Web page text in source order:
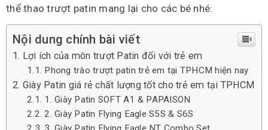
thể thao trượt patin mang lại cho các bé nhé:
Nội dung chính bài viết
Lợi ích của môn trượt Patin đối với trẻ em
Phong trào trượt patin trẻ em tại TPHCM hiện nay
Giày Patin giá rẻ chất lượng tốt cho trẻ em tại TPHCM
1. Giày Patin SOFT A1 & PAPAISON
2. Giày Patin Flying Eagle S5S & S6S